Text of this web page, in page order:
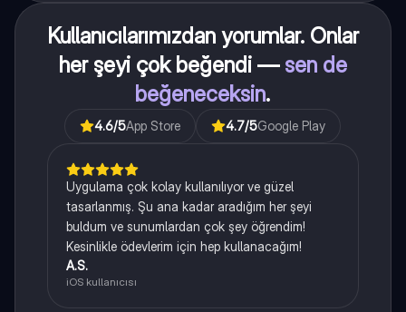
Kullanıcılarımızdan yorumlar. Onlar
her şeyi çok beğendi — sen de
beğeneceksin.
4.6/5App Store 4.7/5Google Play
Uygulama çok kolay kullanılıyor ve güzel
tasarlanmış. Şu ana kadar aradığım her şeyi
buldum ve sunumlardan çok şey öğrendim!
Kesinlikle ödevlerim için hep kullanacağım!
A.S.
iOS kullanıcısı